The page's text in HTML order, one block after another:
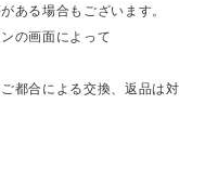
ある場合もございます。
の画面によって
都合による交換、返品は対